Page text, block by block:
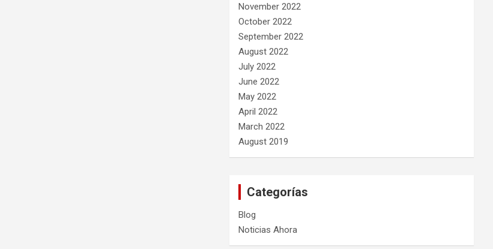
November 2022
October 2022
September 2022
August 2022
July 2022
June 2022
May 2022
April 2022
March 2022
August 2019
Categorías
Blog
Noticias Ahora